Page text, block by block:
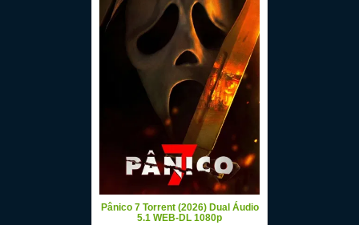
Pânico 7 Torrent (2026) Dual Áudio
5.1 WEB-DL 1080p